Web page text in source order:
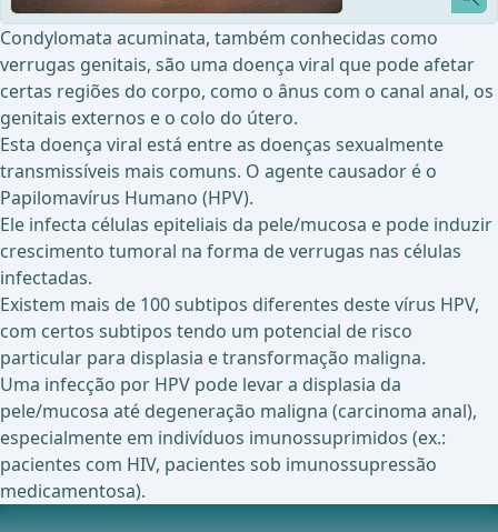
Condylomata acuminata, também conhecidas como
verrugas genitais, são uma doença viral que pode afetar
certas regiões do corpo, como o ânus com o canal anal, os
genitais externos e o colo do útero.
Esta doença viral está entre as doenças sexualmente
transmissíveis mais comuns. O agente causador é o
Papilomavírus Humano (HPV).
Ele infecta células epiteliais da pele/mucosa e pode induzir
crescimento tumoral na forma de verrugas nas células
infectadas.
Existem mais de 100 subtipos diferentes deste vírus HPV,
com certos subtipos tendo um potencial de risco
particular para displasia e transformação maligna.
Uma infecção por HPV pode levar a displasia da
pele/mucosa até degeneração maligna (carcinoma anal),
especialmente em indivíduos imunossuprimidos (ex.:
pacientes com HIV, pacientes sob imunossupressão
medicamentosa).
Canal Anal (Canalis analis)